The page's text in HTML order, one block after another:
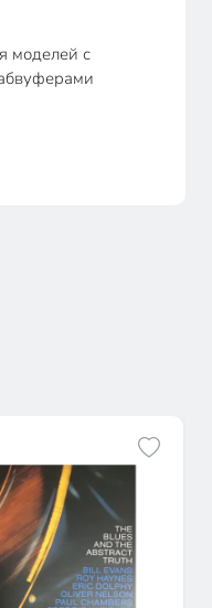
моделей с